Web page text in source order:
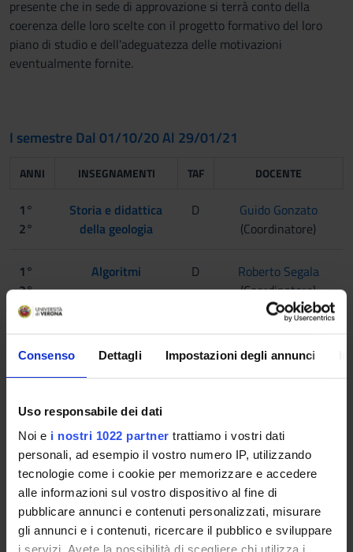
Consenso Dettagli Impostazioni degli annunci
Uso responsabile dei dati
Noi e i nostri 1022 partner trattiamo i vostri dati
personali, ad esempio il vostro numero IP, utilizzando
tecnologie come i cookie per memorizzare e accedere
alle informazioni sul vostro dispositivo al fine di
pubblicare annunci e contenuti personalizzati, misurare
gli annunci e i contenuti, ricercare il pubblico e sviluppare
presente che in sede di approvazione si terrà conto della
coerenza delle loro scelte con il progetto formativo del loro
piano di studio e dell'adeguatezza delle motivazioni
eventualmente fornite.
I semestre Dal 01/10/20 Al 29/01/21
ANNI INSEGNAMENTI TAF DOCENTE
1°
2°
Storia e didattica
della geologia
D
Guido Gonzato
(Coordinatore)
1°
2°
3°
Algoritmi D
Roberto Segala
(Coordinatore)
1°
Conoscenza
apprendimento
attivo
F
Francesca Monti
1°
2°
3°
Genetica D
Massimo Delledonne
(Coordinatore)